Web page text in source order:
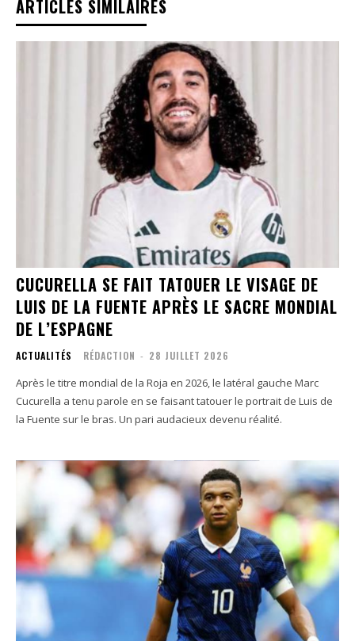
ARTICLES SIMILAIRES
CUCURELLA SE FAIT TATOUER LE VISAGE DE
LUIS DE LA FUENTE APRÈS LE SACRE MONDIAL
DE L’ESPAGNE
ACTUALITÉS RÉDACTION - 28 JUILLET 2026
Après le titre mondial de la Roja en 2026, le latéral gauche Marc
Cucurella a tenu parole en se faisant tatouer le portrait de Luis de
la Fuente sur le bras. Un pari audacieux devenu réalité.